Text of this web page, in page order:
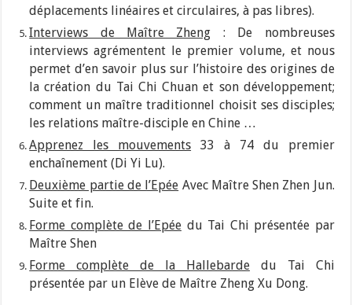
déplacements linéaires et circulaires, à pas libres).
Interviews de Maître Zheng : De nombreuses
interviews agrémentent le premier volume, et nous
permet d’en savoir plus sur l’histoire des origines de
la création du Tai Chi Chuan et son développement;
comment un maître traditionnel choisit ses disciples;
les relations maître-disciple en Chine …
Apprenez les mouvements 33 à 74 du premier
enchaînement (Di Yi Lu).
Deuxième partie de l’Epée Avec Maître Shen Zhen Jun.
Suite et fin.
Forme complète de l’Epéedu Tai Chi présentée par
Maître Shen
Forme complète de la Hallebardedu Tai Chi
présentée par un Elève de Maître Zheng Xu Dong.